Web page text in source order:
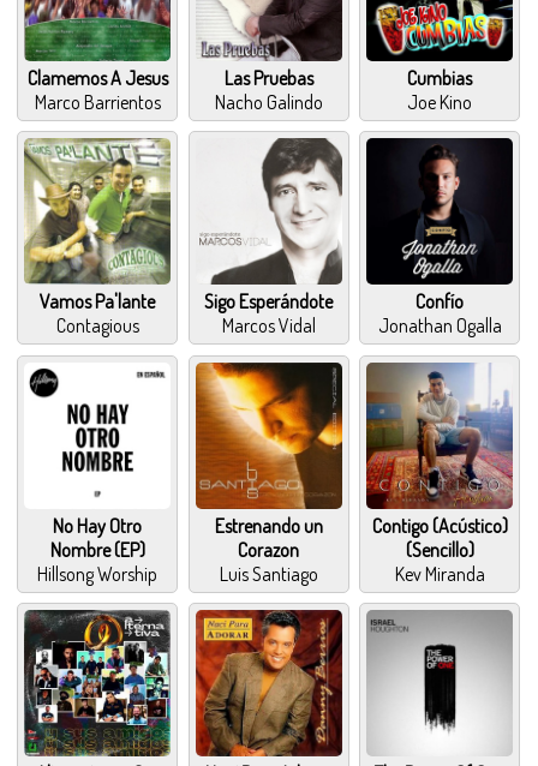
Clamemos A Jesus
Marco Barrientos
Las Pruebas
Nacho Galindo
Cumbias
Joe Kino
Vamos Pa'lante
Contagious
Sigo Esperándote
Marcos Vidal
Confío
Jonathan Ogalla
No Hay Otro
Nombre (EP)
Hillsong Worship
Estrenando un
Corazon
Luis Santiago
Contigo (Acústico)
(Sencillo)
Kev Miranda